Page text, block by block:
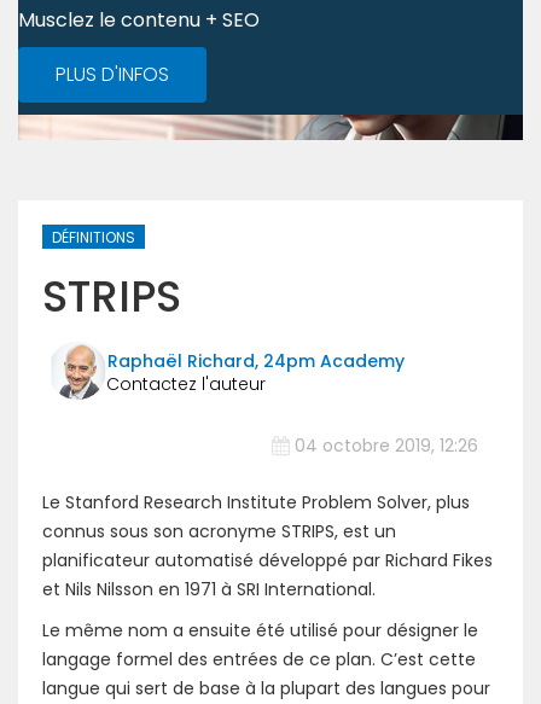
Musclez le contenu + SEO
PLUS D'INFOS
DÉFINITIONS
STRIPS
Raphaël Richard, 24pm Academy
04 octobre 2019, 12:26
Le Stanford Research Institute Problem Solver, plus
connus sous son acronyme STRIPS, est un
planificateur automatisé développé par Richard Fikes
et Nils Nilsson en 1971 à SRI International.
Le même nom a ensuite été utilisé pour désigner le
langage formel des entrées de ce plan. C’est cette
langue qui sert de base à la plupart des langues pour